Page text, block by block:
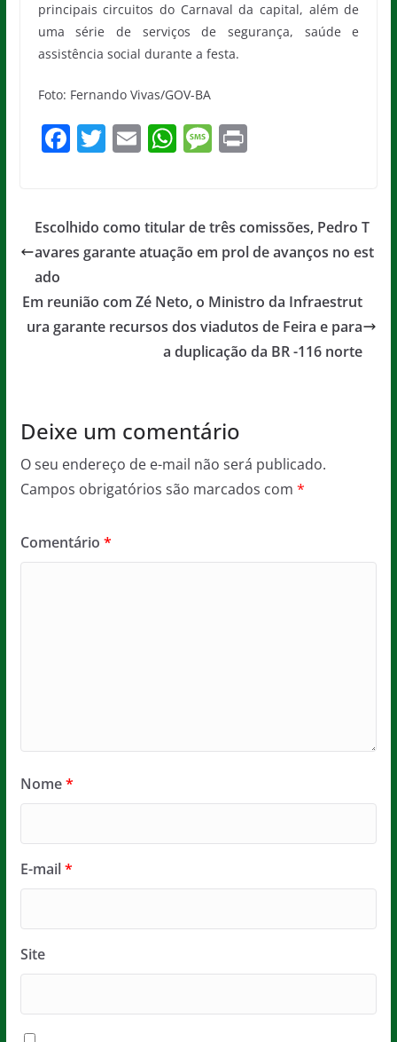
principais circuitos do Carnaval da capital, além de
uma série de serviços de segurança, saúde e
assistência social durante a festa.
Foto: Fernando Vivas/GOV-BA
F
e
b
o
k
T
er
E
l
W
s
A
p
M
a
g
Pr
Escolhido como titular de três comissões, Pedro T
avares garante atuação em prol de avanços no est
ado
Em reunião com Zé Neto, o Ministro da Infraestrut
ura garante recursos dos viadutos de Feira e para
a duplicação da BR -116 norte
Deixe um comentário
O seu endereço de e-mail não será publicado.
Campos obrigatórios são marcados com *
Comentário *
Nome*
E-mail*
Site